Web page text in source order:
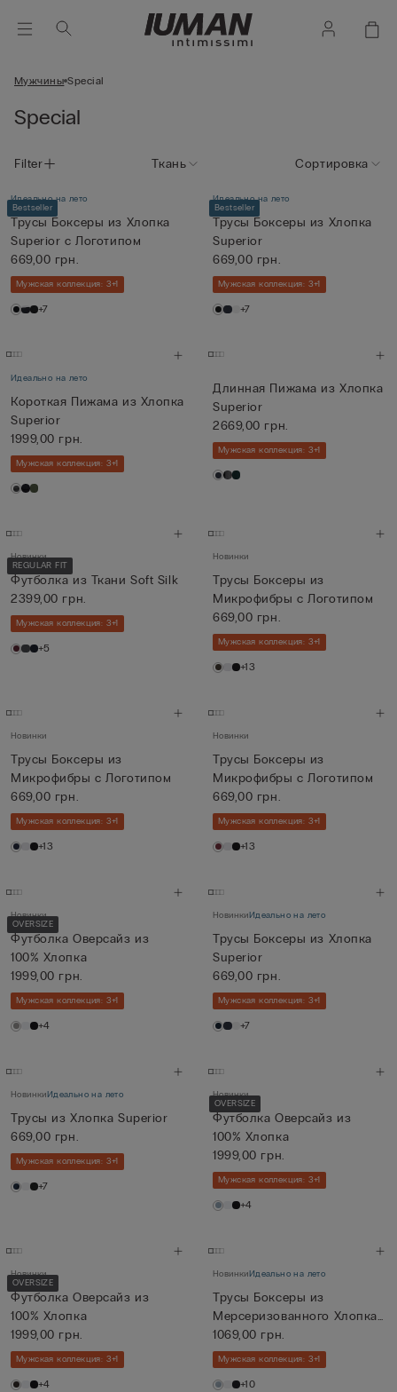
Мужчины Special
Special
Filter Ткань Сортировка
Bestseller
Идеально на лето
Трусы Боксеры из Хлопка
Superior с Логотипом
669,00 грн.
Мужская коллекция: 3+1
+7
Bestseller
Идеально на лето
Трусы Боксеры из Хлопка
Superior
669,00 грн.
Мужская коллекция: 3+1
+7
Идеально на лето
Короткая Пижама из Хлопка
Superior
1999,00 грн.
Мужская коллекция: 3+1
Длинная Пижама из Хлопка
Superior
2669,00 грн.
Мужская коллекция: 3+1
REGULAR FIT
Новинки
Футболка из Ткани Soft Silk
2399,00 грн.
Мужская коллекция: 3+1
+5
Новинки
Трусы Боксеры из
Микрофибры с Логотипом
669,00 грн.
Мужская коллекция: 3+1
+13
Новинки
Трусы Боксеры из
Микрофибры с Логотипом
669,00 грн.
Мужская коллекция: 3+1
+13
Новинки
Трусы Боксеры из
Микрофибры с Логотипом
669,00 грн.
Мужская коллекция: 3+1
+13
OVERSIZE
Новинки
Футболка Оверсайз из
100% Хлопка
1999,00 грн.
Мужская коллекция: 3+1
+4
НовинкиИдеально на лето
Трусы Боксеры из Хлопка
Superior
669,00 грн.
Мужская коллекция: 3+1
+7
НовинкиИдеально на лето
Трусы из Хлопка Superior
669,00 грн.
Мужская коллекция: 3+1
+7
OVERSIZE
Новинки
Футболка Оверсайз из
100% Хлопка
1999,00 грн.
Мужская коллекция: 3+1
+4
OVERSIZE
Новинки
Футболка Оверсайз из
100% Хлопка
1999,00 грн.
Мужская коллекция: 3+1
+4
НовинкиИдеально на лето
Трусы Боксеры из
Мерсеризованного Хлопка
filo Prem...
1069,00 грн.
Мужская коллекция: 3+1
+10